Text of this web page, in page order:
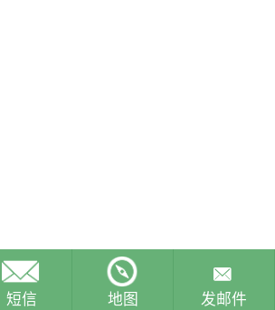
短信 地图 发邮件